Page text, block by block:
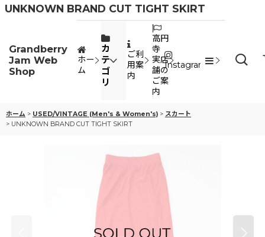
UNKNOWN BRAND CUT TIGHT SKIRT
Grandberry
Jam Web
Shop
ホー
ム
カ
テ
ゴ
リ
ご利
用案
内
高円
寺
実店
舗の
ご案
内
Instagram
ホーム > USED/VINTAGE (Men's & Women's) > スカート
> UNKNOWN BRAND CUT TIGHT SKIRT